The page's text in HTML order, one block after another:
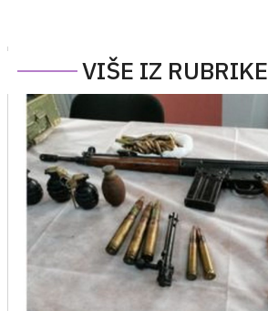
VIŠE IZ RUBRIKE